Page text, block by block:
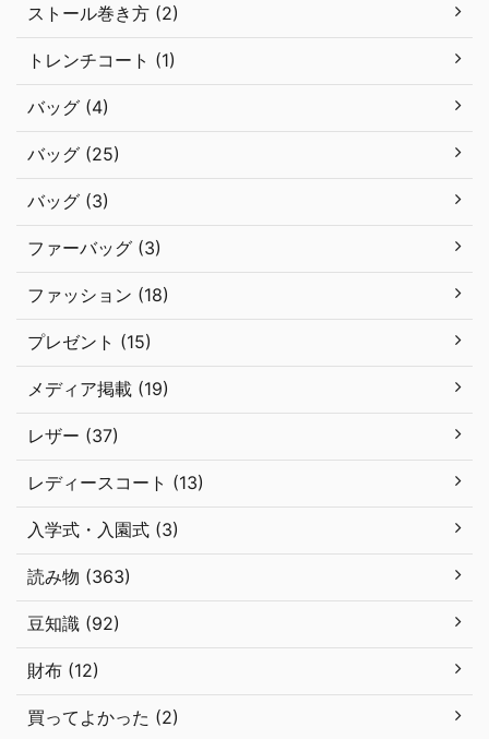
ストール巻き方 (2)
トレンチコート (1)
バッグ (4)
バッグ (25)
バッグ (3)
ファーバッグ (3)
ファッション (18)
プレゼント (15)
メディア掲載 (19)
レザー (37)
レディースコート (13)
入学式・入園式 (3)
読み物 (363)
豆知識 (92)
財布 (12)
買ってよかった (2)